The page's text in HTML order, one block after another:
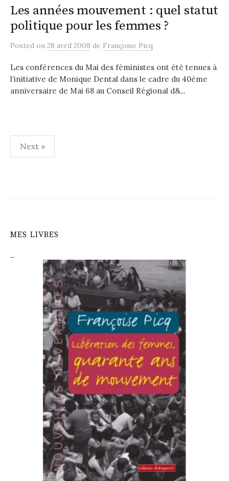
Les années mouvement : quel statut
politique pour les femmes ?
Posted on 28 avril 2008 de Françoise Picq
Les conférences du Mai des féministes ont été tenues à
l’initiative de Monique Dental dans le cadre du 40ème
anniversaire de Mai 68 au Conseil Régional d&...
Navigation
des
Next »
MES LIVRES